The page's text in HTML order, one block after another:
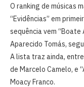
O ranking de músicas
“Evidências” em
sequência vem “Boate
Aparecido Tomás,
A lista traz ainda, entre
de Marcelo Camelo, e
Moacy Franco.